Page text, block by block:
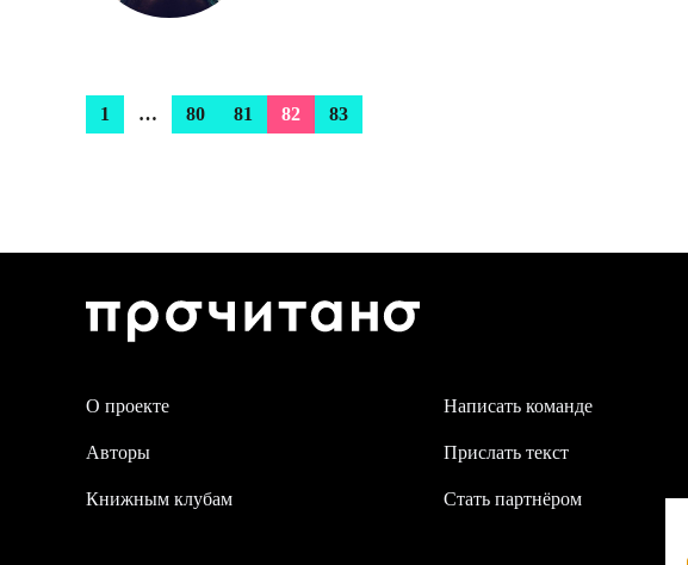
1 … 80 81 82 83
О проекте Написать команде
Авторы Прислать текст
Книжным клубам Стать партнёром